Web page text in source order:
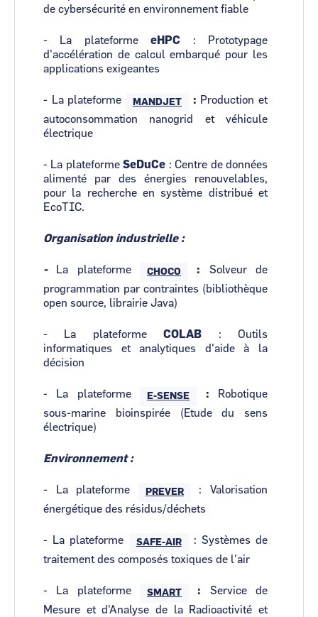
de cybersécurité en environnement fiable
- La plateformeeHPC : Prototypage
d'accélération de calcul embarqué pour les
applications exigeantes
- La plateforme MANDJET : Production et
autoconsommation nanogrid et véhicule
électrique
- La plateformeSeDuCe : Centre de données
alimenté par des énergies renouvelables,
pour la recherche en système distribué et
EcoTIC.
Organisation industrielle :
- La plateforme CHOCO : Solveur de
programmation par contraintes (bibliothèque
open source, librairie Java)
- La plateformeCOLAB : Outils
informatiques et analytiques d'aide à la
décision
- La plateforme E-SENSE :
Robotique
sous-marine bioinspirée (Etude du sens
électrique)
Environnement :
- La plateforme PREVER
: Valorisation
énergétique des résidus/déchets
- La plateforme SAFE-AIR
: Systèmes de
traitement des composés toxiques de l'air
- La plateforme SMART : Service de
Mesure et d'Analyse de la Radioactivité et